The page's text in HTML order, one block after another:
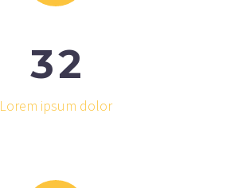
32
Lorem ipsum dolor